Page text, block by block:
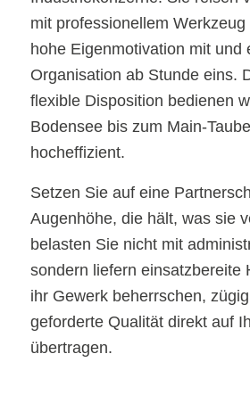
mit professionellem
hohe Eigenmotivation mit und
Organisation ab Stunde eins.
flexible Disposition bedienen
Bodensee bis zum Main-
hocheffizient.
Setzen Sie auf eine
Augenhöhe, die hält, was sie
belasten Sie nicht mit
sondern liefern einsatzbereite
ihr Gewerk beherrschen,
geforderte Qualität direkt auf
übertragen.